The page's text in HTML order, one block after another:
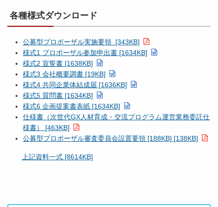
各種様式ダウンロード
公募型プロポーザル実施要領 [343KB]
様式1 プロポーザル参加申出書 [1634KB]
様式2 宣誓書 [1638KB]
様式3 会社概要調書 [19KB]
様式4 共同企業体結成届 [1636KB]
様式5 質問書 [1634KB]
様式6 企画提案書表紙 [1634KB]
仕様書（次世代GX人材育成・交流プログラム運営業務委託仕
様書） [463KB]
公募型プロポーザル審査委員会設置要領 [188KB] [138KB]
上記資料一式 [8614KB]